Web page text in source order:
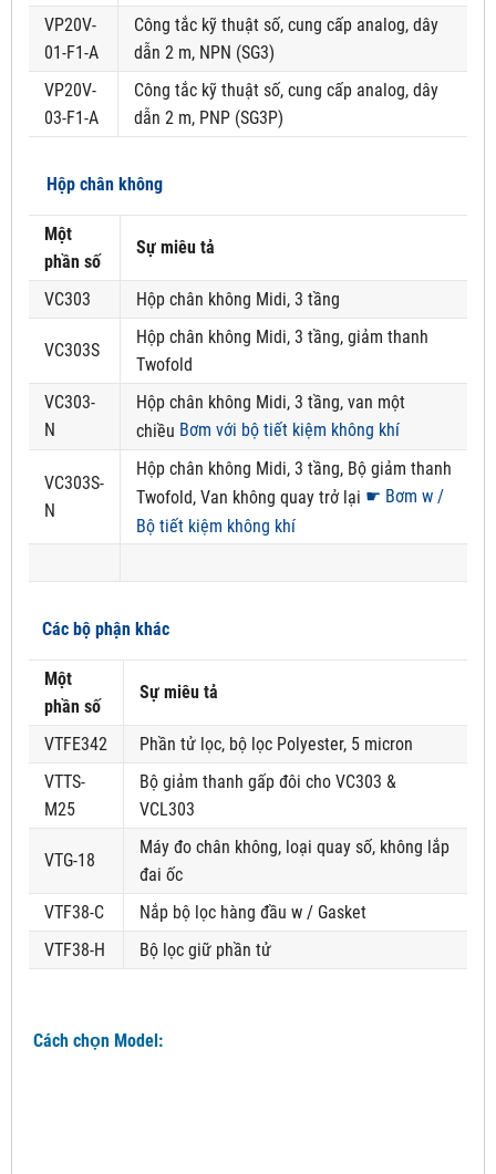
VP20V-
01-F1-A
Công tắc kỹ thuật số, cung cấp analog, dây
dẫn 2 m, NPN (SG3)
VP20V-
03-F1-A
Công tắc kỹ thuật số, cung cấp analog, dây
dẫn 2 m, PNP (SG3P)
Hộp chân không
Một
phần số
Sự miêu tả
VC303 Hộp chân không Midi, 3 tầng
VC303S
Hộp chân không Midi, 3 tầng, giảm thanh
Twofold
VC303-
N
Hộp chân không Midi, 3 tầng, van một
chiều Bơm với bộ tiết kiệm không khí
VC303S-
N
Hộp chân không Midi, 3 tầng, Bộ giảm thanh
Twofold, Van không quay trở lại ☛ Bơm w /
Bộ tiết kiệm không khí
Các bộ phận khác
Một
phần số
Sự miêu tả
VTFE342
Phần tử lọc, bộ lọc Polyester, 5 micron
VTTS-
M25
Bộ giảm thanh gấp đôi cho VC303 &
VCL303
VTG-18
Máy đo chân không, loại quay số, không lắp
đai ốc
VTF38-C
Nắp bộ lọc hàng đầu w / Gasket
VTF38-H
Bộ lọc giữ phần tử
Cách chọn Model: